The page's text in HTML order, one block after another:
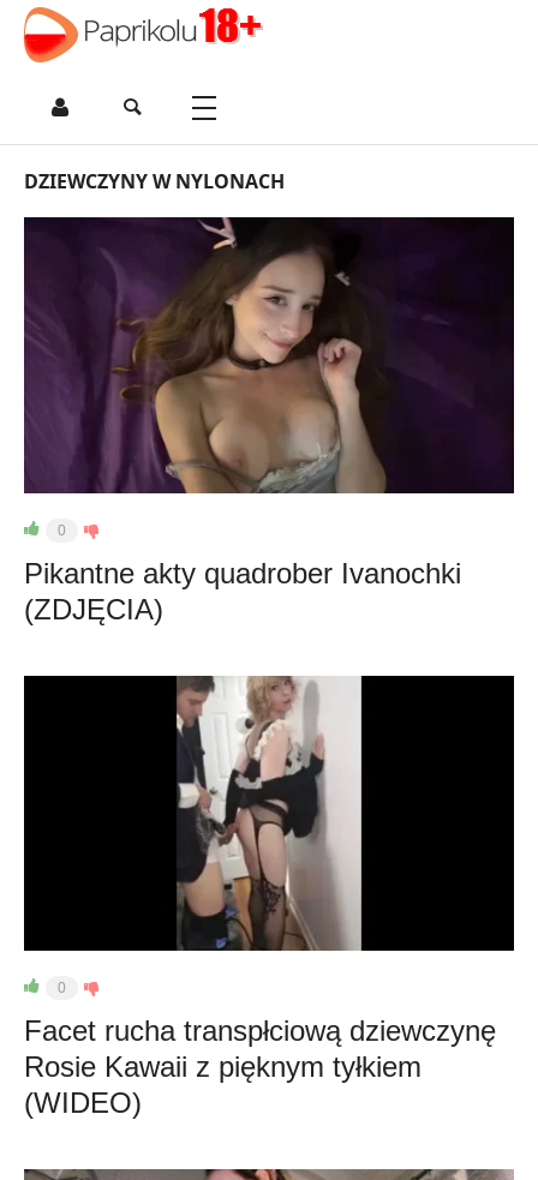
DZIEWCZYNY W NYLONACH
0
Pikantne akty quadrober Ivanochki
(ZDJĘCIA)
0
Facet rucha transpłciową dziewczynę
Rosie Kawaii z pięknym tyłkiem
(WIDEO)